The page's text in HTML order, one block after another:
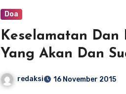
Doa
Keselamatan Dan
Yang Akan Dan
redaksi 16 November 2015